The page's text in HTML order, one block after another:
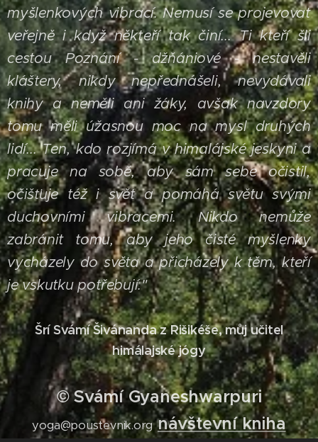
myšlenkových vibrací. Nemusí se projevovat
veřejně i když někteří tak činí...Ti kteří šli
cestou Poznání - džňániové - nestavěli
kláštery, nikdy nepřednášeli, nevydávali
knihy a neměli ani žáky, avšak navzdory
tomu měli úžasnou moc na mysl druhých
lidí... Ten, kdo rozjímá v himalájské jeskyni a
pracuje na sobě, aby sám sebe očistil,
očišťuje též i svět a pomáhá světu svými
duchovními vibracemi. Nikdo nemůže
zabránit tomu, aby jeho čisté myšlenky
vycházely do světa a přicházely k těm, kteří
je vskutku potřebují."
Šrí Svámí Šivánanda z Rišikéše, můj učitel
himálajské jógy
© Svámí Gyaneshwarpuri
yoga@poustevnik.org návštevní kniha